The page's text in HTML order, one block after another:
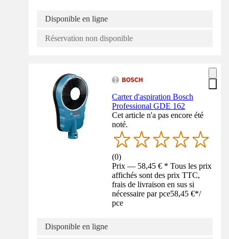
Disponible en ligne
Réservation non disponible
Carter d'aspiration Bosch
Professional GDE 162
Cet article n'a pas encore été
noté.
(0)
Prix — 58,45 € * Tous les prix
affichés sont des prix TTC,
frais de livraison en sus si
nécessaire par pce58,45 €*/
pce
Disponible en ligne